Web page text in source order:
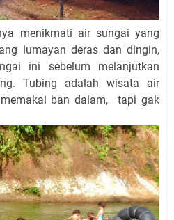
menikmati air sungai yang
lumayan deras dan dingin,
ini sebelum melanjutkan
Tubing adalah wisata air
ban dalam, tapi gak